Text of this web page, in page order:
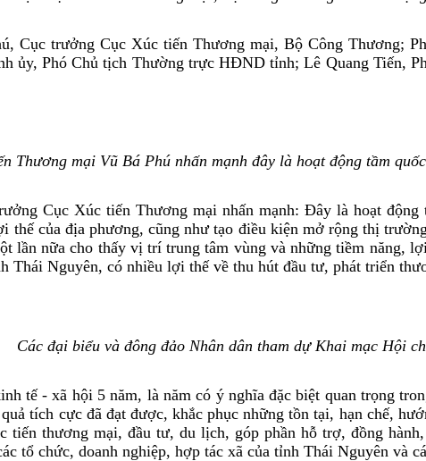
Cục trưởng Cục Xúc tiến Thương mại, Bộ Công Thương;
Phó Chủ tịch Thường trực HĐND tỉnh; Lê Quang Tiến,
Thương mại Vũ Bá Phú nhấn mạnh đây là hoạt động tầm
Cục Xúc tiến Thương mại nhấn mạnh: Đây là hoạt
của địa phương, cũng như tạo điều kiện mở rộng thị
nữa cho thấy vị trí trung tâm vùng và những tiềm năng,
Thái Nguyên, có nhiều lợi thế về thu hút đầu tư, phát triển
Các đại biểu và đông đảo Nhân dân tham dự Khai mạc Hội
tế - xã hội 5 năm, là năm có ý nghĩa đặc biệt quan trọng
tích cực đã đạt được, khắc phục những tồn tại, hạn chế,
tiến thương mại, đầu tư, du lịch, góp phần hỗ trợ, đồng
tổ chức, doanh nghiệp, hợp tác xã của tỉnh Thái Nguyên và